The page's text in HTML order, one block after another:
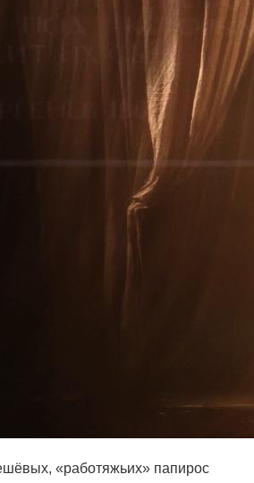
«работяжьих» папирос